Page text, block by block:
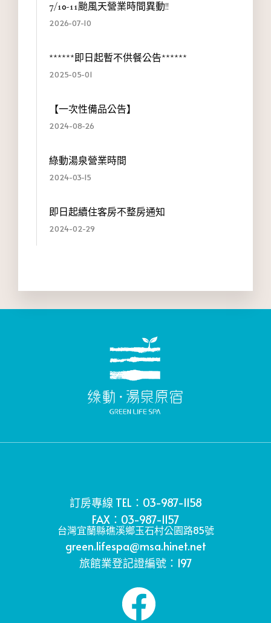
7/10-11颱風天營業時間異動!!
2026-07-10
******即日起暫不供餐公告******
2025-05-01
【一次性備品公告】
2024-08-26
綠動湯泉營業時間
2024-03-15
即日起續住客房不整房通知
2024-02-29
訂房專線 TEL：03-987-1158
FAX：03-987-1157
台灣宜蘭縣礁溪鄉玉石村公園路85號
green.lifespa@msa.hinet.net
旅館業登記證編號：197